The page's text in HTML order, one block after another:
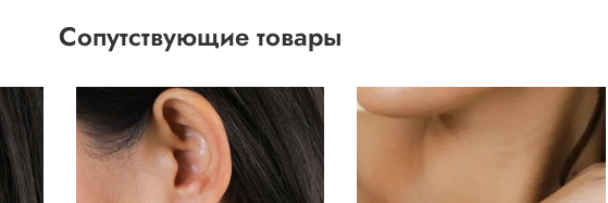
Сопутствующие товары